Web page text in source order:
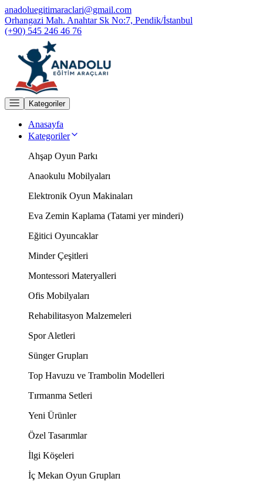
anadoluegitimaraclari@gmail.com
Orhangazi Mah. Anahtar Sk No:7, Pendik/İstanbul
(+90) 545 246 46 76
Kategoriler
Anasayfa
Kategoriler
Ahşap Oyun Parkı
Anaokulu Mobilyaları
Elektronik Oyun Makinaları
Eva Zemin Kaplama (Tatami yer minderi)
Eğitici Oyuncaklar
Minder Çeşitleri
Montessori Materyalleri
Ofis Mobilyaları
Rehabilitasyon Malzemeleri
Spor Aletleri
Sünger Grupları
Top Havuzu ve Trambolin Modelleri
Tırmanma Setleri
Yeni Ürünler
Özel Tasarımlar
İlgi Köşeleri
İç Mekan Oyun Grupları